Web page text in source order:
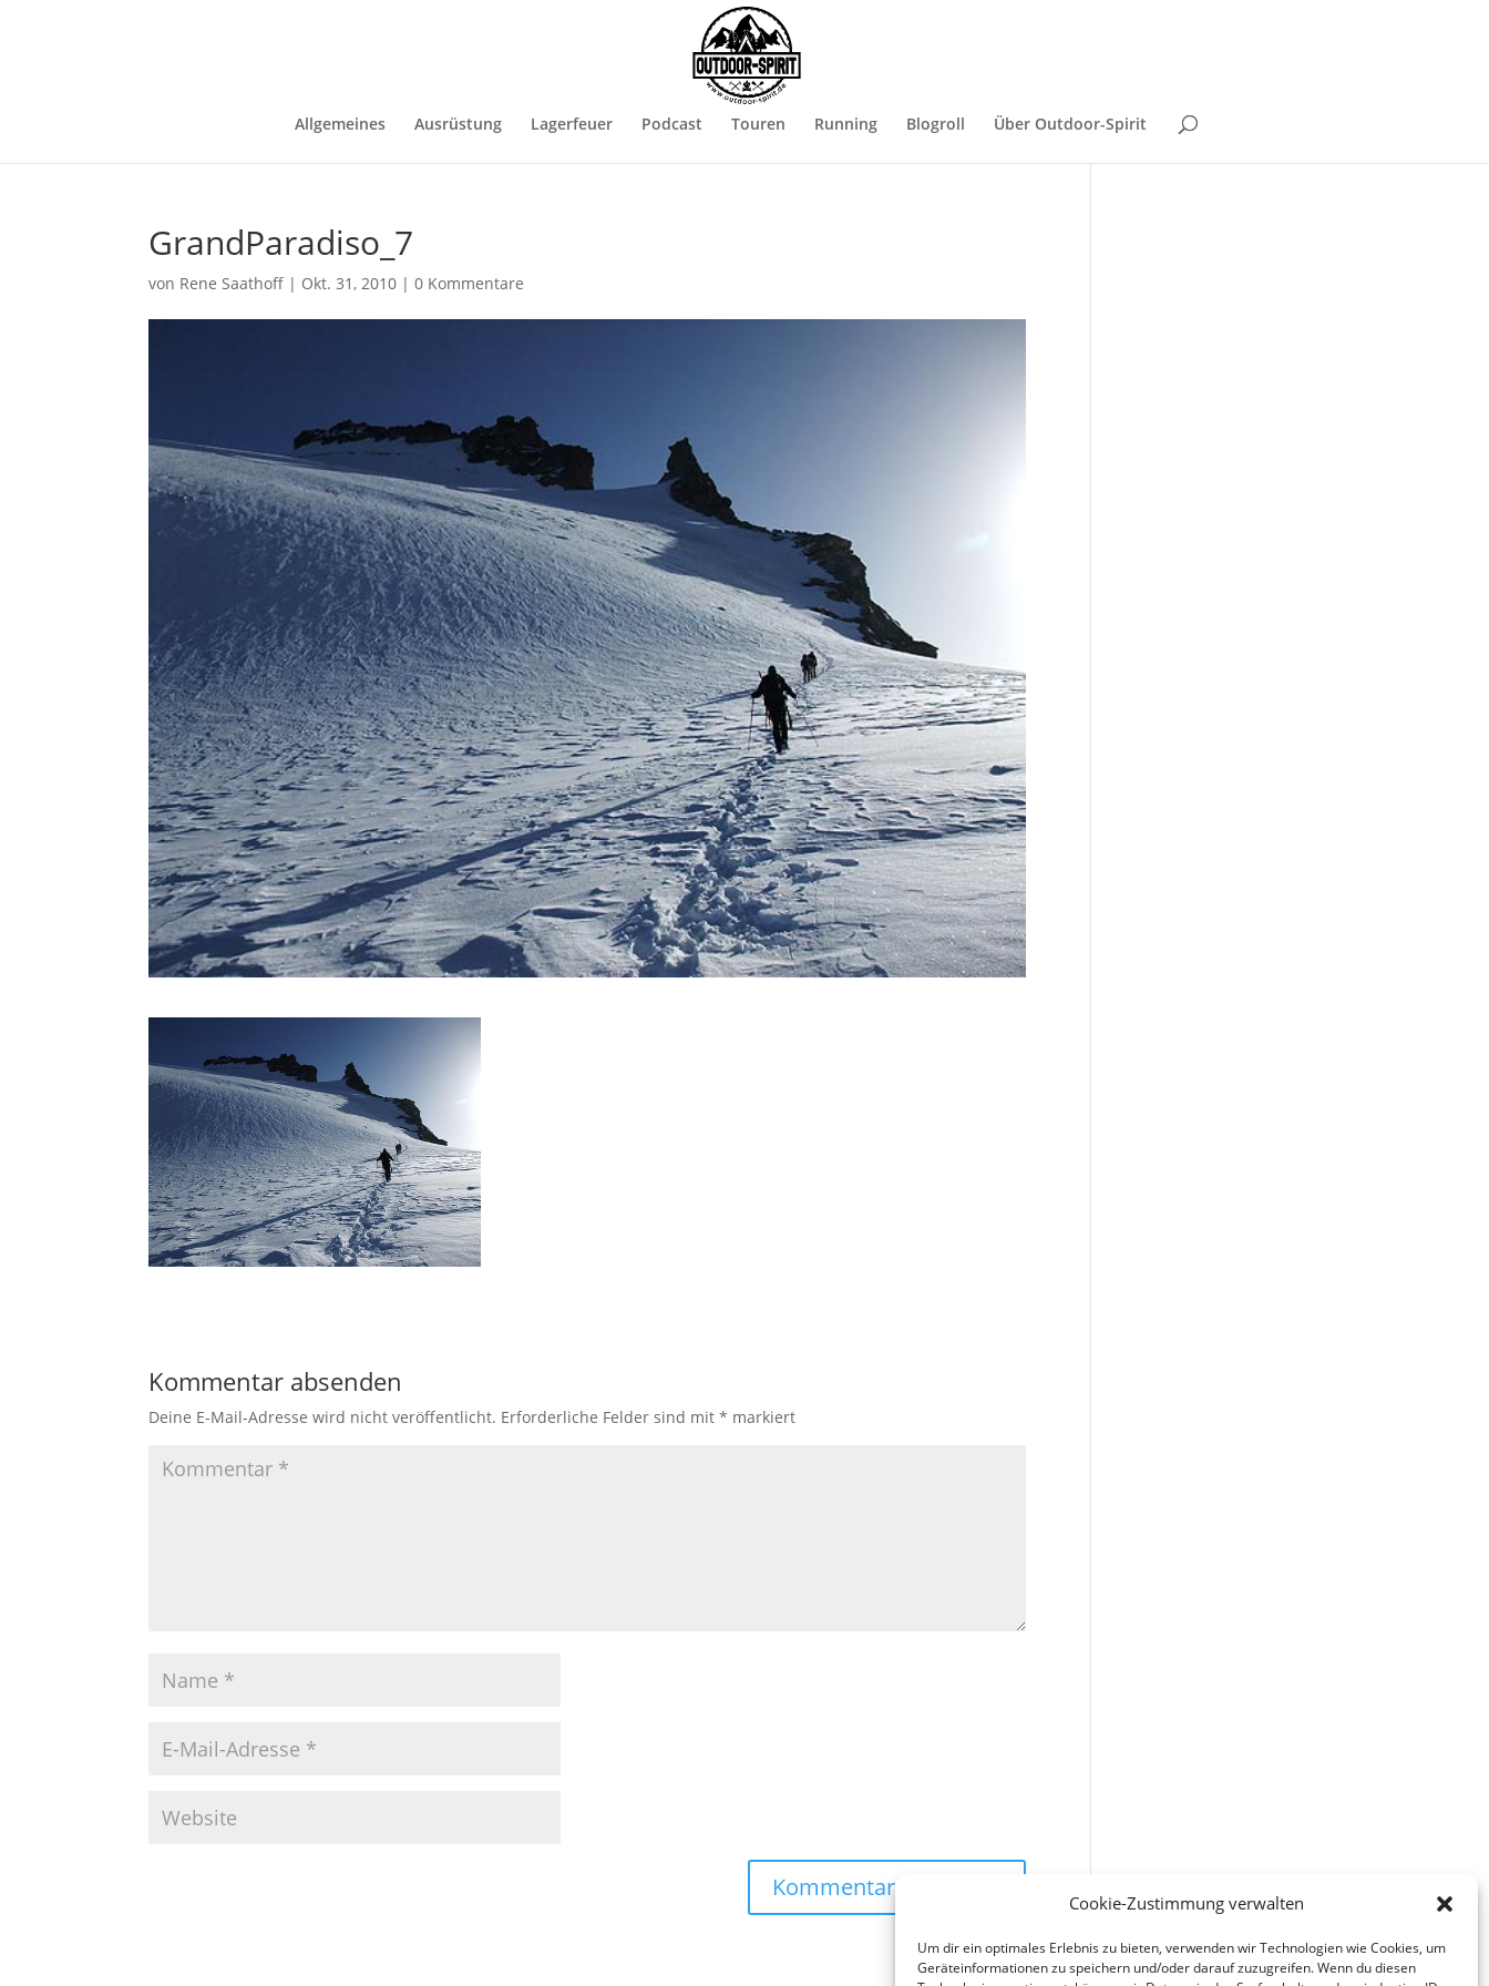
Cookie-Zustimmung verwalten
Um dir ein optimales Erlebnis zu bieten, verwenden wir Technologien wie Cookies, um
Geräteinformationen zu speichern und/oder darauf zuzugreifen. Wenn du diesen
Allgemeines Ausrüstung Lagerfeuer Podcast Touren Running Blogroll Über Outdoor-Spirit
GrandParadiso_7
von Rene Saathoff | Okt. 31, 2010 |0 Kommentare
Kommentar absenden
Deine E-Mail-Adresse wird nicht veröffentlicht. Erforderliche Felder sind mit* markiert